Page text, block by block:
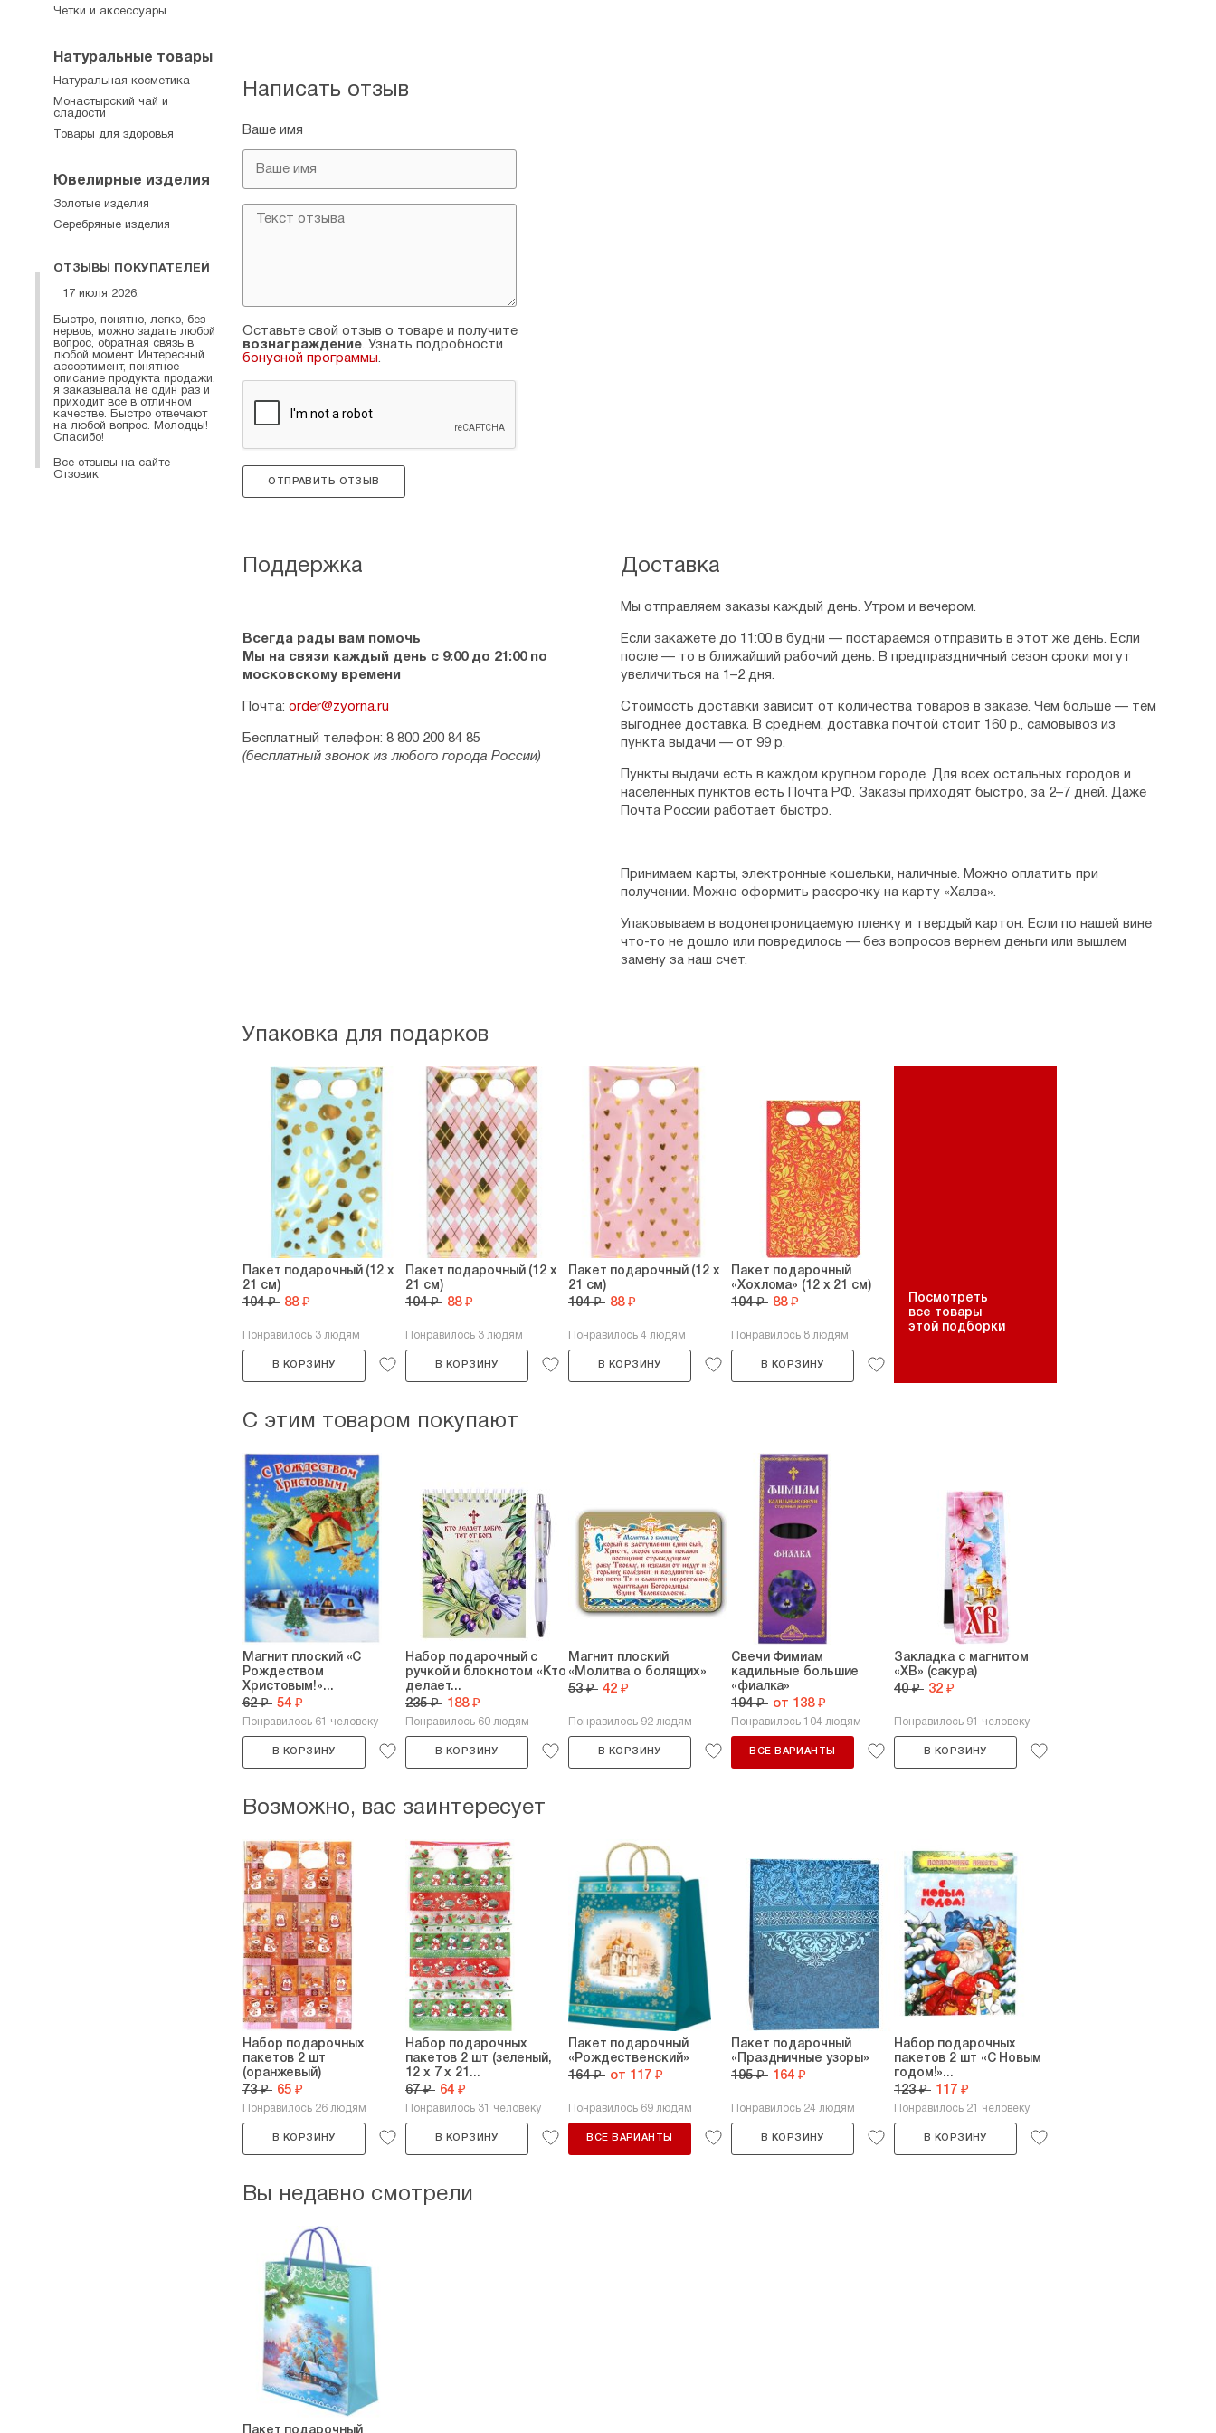
Написать отзыв
Ваше имя
Оставьте свой отзыв о товаре и получите
вознаграждение. Узнать подробности
бонусной программы.
ОТПРАВИТЬ ОТЗЫВ
Поддержка
Всегда рады вам помочь
Мы на связи каждый день с 9:00 до 21:00 по
московскому времени
Почта: order@zyorna.ru
Бесплатный телефон: 8 800 200 84 85
(бесплатный звонок из любого города России)
Доставка
Мы отправляем заказы каждый день. Утром и вечером.
Если закажете до 11:00 в будни — постараемся отправить в этот же день. Если
после — то в ближайший рабочий день. В предпраздничный сезон сроки могут
увеличиться на 1–2 дня.
Стоимость доставки зависит от количества товаров в заказе. Чем больше — тем
выгоднее доставка. В среднем, доставка почтой стоит 160 р., самовывоз из
пункта выдачи — от 99 р.
Пункты выдачи есть в каждом крупном городе. Для всех остальных городов и
населенных пунктов есть Почта РФ. Заказы приходят быстро, за 2–7 дней. Даже
Почта России работает быстро.
Принимаем карты, электронные кошельки, наличные. Можно оплатить при
получении. Можно оформить рассрочку на карту «Халва».
Упаковываем в водонепроницаемую пленку и твердый картон. Если по нашей вине
что-то не дошло или повредилось — без вопросов вернем деньги или вышлем
замену за наш счет.
Упаковка для подарков
Пакет подарочный (12 х
21 см)
104 ₽ 88 ₽
Понравилось 3 людям
В КОРЗИНУ
Пакет подарочный (12 х
21 см)
104 ₽ 88 ₽
Понравилось 3 людям
В КОРЗИНУ
Пакет подарочный (12 х
21 см)
104 ₽ 88 ₽
Понравилось 4 людям
В КОРЗИНУ
Пакет подарочный
«Хохлома» (12 х 21 см)
104 ₽ 88 ₽
Понравилось 8 людям
В КОРЗИНУ
Посмотреть
все товары
этой подборки
С этим товаром покупают
Магнит плоский «С
Рождеством
Христовым!»...
62 ₽ 54 ₽
Понравилось 61 человеку
В КОРЗИНУ
Набор подарочный с
ручкой и блокнотом «Кто
делает...
235 ₽ 188 ₽
Понравилось 60 людям
В КОРЗИНУ
Магнит плоский
«Молитва о болящих»
53 ₽ 42 ₽
Понравилось 92 людям
В КОРЗИНУ
Свечи Фимиам
кадильные большие
«фиалка»
194 ₽ от 138 ₽
Понравилось 104 людям
ВСЕ ВАРИАНТЫ
Закладка с магнитом
«ХВ» (сакура)
40 ₽ 32 ₽
Понравилось 91 человеку
В КОРЗИНУ
Возможно, вас заинтересует
Набор подарочных
пакетов 2 шт
(оранжевый)
73 ₽ 65 ₽
Понравилось 26 людям
В КОРЗИНУ
Набор подарочных
пакетов 2 шт (зеленый,
12 х 7 х 21...
67 ₽ 64 ₽
Понравилось 31 человеку
В КОРЗИНУ
Пакет подарочный
«Рождественский»
164 ₽ от 117 ₽
Понравилось 69 людям
ВСЕ ВАРИАНТЫ
Пакет подарочный
«Праздничные узоры»
195 ₽ 164 ₽
Понравилось 24 людям
В КОРЗИНУ
Набор подарочных
пакетов 2 шт «С Новым
годом!»...
123 ₽ 117 ₽
Понравилось 21 человеку
В КОРЗИНУ
Вы недавно смотрели
Четки и аксессуары
Натуральные товары
Натуральная косметика
Монастырский чай и
сладости
Товары для здоровья
Ювелирные изделия
Золотые изделия
Серебряные изделия
ОТЗЫВЫ ПОКУПАТЕЛЕЙ
17 июля 2026:
Быстро, понятно, легко, без
нервов, можно задать любой
вопрос, обратная связь в
любой момент. Интересный
ассортимент, понятное
описание продукта продажи.
я заказывала не один раз и
приходит все в отличном
качестве. Быстро отвечают
на любой вопрос. Молодцы!
Спасибо!
Все отзывы на сайте
Отзовик